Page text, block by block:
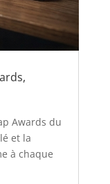
Awards du
et la
à chaque